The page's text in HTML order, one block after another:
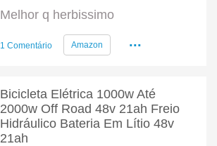
Melhor q herbissimo
1 Comentário Amazon ...
Bicicleta Elétrica 1000w Até
2000w Off Road 48v 21ah Freio
Hidráulico Bateria Em Lítio 48v
21ah